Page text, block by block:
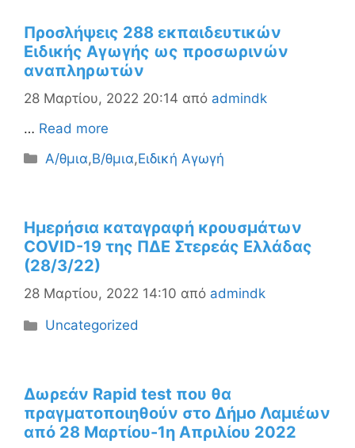
Προσλήψεις 288 εκπαιδευτικών
Ειδικής Αγωγής ως προσωρινών
αναπληρωτών
28 Μαρτίου, 2022 20:14 από admindk
… Read more
Κατηγορίες
Α/θμια,Β/θμια,Ειδική Αγωγή
Ημερήσια καταγραφή κρουσμάτων
COVID-19 της ΠΔΕ Στερεάς Ελλάδας
(28/3/22)
28 Μαρτίου, 2022 14:10 από admindk
Κατηγορίες
Uncategorized
Δωρεάν Rapid test που θα
πραγματοποιηθούν στο Δήμο Λαμιέων
από 28 Μαρτίου-1η Απριλίου 2022